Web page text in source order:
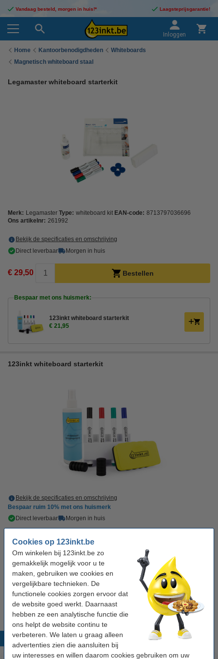
Cookies op 123inkt.be
Om winkelen bij 123inkt.be zo
gemakkelijk mogelijk voor u te
maken, gebruiken we cookies en
vergelijkbare technieken. De
functionele cookies zorgen ervoor dat
de website goed werkt. Daarnaast
hebben ze een analytische functie die
ons helpt de website continu te
verbeteren. We laten u graag alleen
advertenties zien die aansluiten bij
uw interesses en willen daarom cookies gebruiken om uw
Vandaag besteld, morgen in huis!* Laagsteprijsgarantie!
Inloggen
Home Kantoorbenodigdheden
Whiteboards
Magnetisch whiteboard staal
Legamaster whiteboard starterkit
Merk: Legamaster Type: whiteboard kit EAN-code: 8713797036696
Ons artikelnr: 261992
Bekijk de specificaties en omschrijving
Direct leverbaar
Morgen in huis
€ 29,50 Bestellen
Bespaar met ons huismerk:
123inkt whiteboard starterkit
€ 21,95
123inkt whiteboard starterkit
Bekijk de specificaties en omschrijving
Bespaar ruim 10% met ons huismerk
Direct leverbaar
Morgen in huis
€ 21,95
Tip: meebestellen
123inkt whiteboard blanco/ruit 26 x 18,5 cm
€ 3,50
Populaire producten